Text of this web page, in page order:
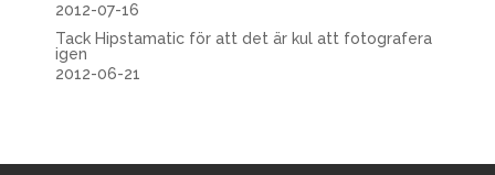
2012-07-16
Tack Hipstamatic för att det är kul att fotografera
igen
2012-06-21